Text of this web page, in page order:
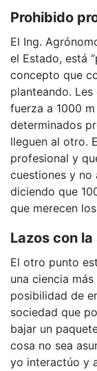
Prohibido
El Ing.
el Estado, está
concepto que
planteando.
fuerza a 1000
determinados
lleguen al otro.
profesional y
cuestiones y no
diciendo que
que merecen
Lazos con
El otro punto
una ciencia
posibilidad de
sociedad que
bajar un
cosa no sea
yo interactúo y